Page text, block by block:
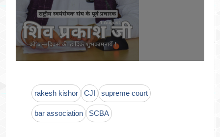
rakesh kishor CJI supreme court
bar association SCBA